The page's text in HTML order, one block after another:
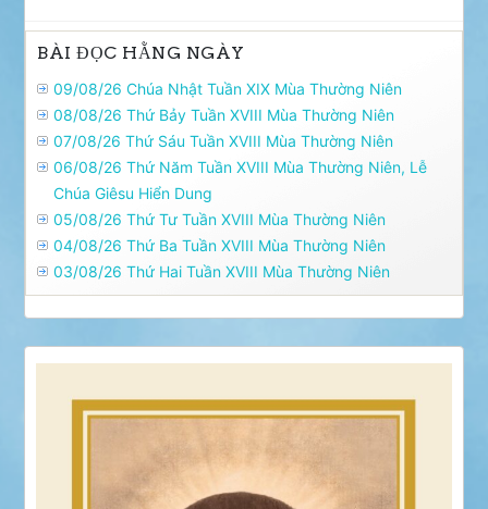
BÀI ĐỌC HẰNG NGÀY
09/08/26 Chúa Nhật Tuần XIX Mùa Thường Niên
08/08/26 Thứ Bảy Tuần XVIII Mùa Thường Niên
07/08/26 Thứ Sáu Tuần XVIII Mùa Thường Niên
06/08/26 Thứ Năm Tuần XVIII Mùa Thường Niên, Lễ
Chúa Giêsu Hiển Dung
05/08/26 Thứ Tư Tuần XVIII Mùa Thường Niên
04/08/26 Thứ Ba Tuần XVIII Mùa Thường Niên
03/08/26 Thứ Hai Tuần XVIII Mùa Thường Niên